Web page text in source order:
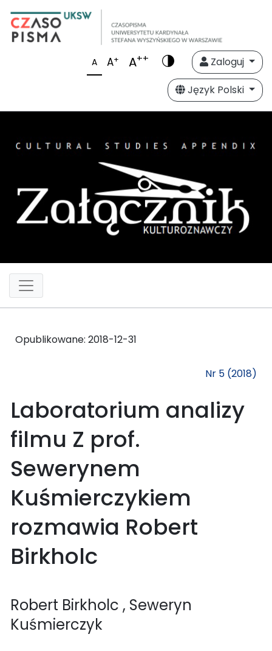
A A+ A++
Zaloguj
Język Polski
Opublikowane: 2018-12-31
Nr 5 (2018)
Laboratorium analizy
filmu Z prof.
Sewerynem
Kuśmierczykiem
rozmawia Robert
Birkholc
Robert Birkholc , Seweryn
Kuśmierczyk